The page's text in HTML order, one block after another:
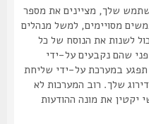
שלך, מציינים את מספר
למשל מנהלים
את הנוסח של כל
נקבעים על-ידי
במערכת על-ידי שליחת
שלך. רוב המערכות לא
את מונה ההודעות